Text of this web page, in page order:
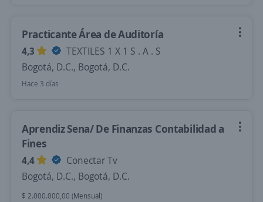
Practicante Área de Auditoría
4,3
TEXTILES 1 X 1 S . A . S
Bogotá, D.C., Bogotá, D.C.
Hace 3 días
Aprendiz Sena/ De Finanzas Contabilidad a
Fines
4,4
Conectar Tv
Bogotá, D.C., Bogotá, D.C.
$ 2.000.000,00 (Mensual)